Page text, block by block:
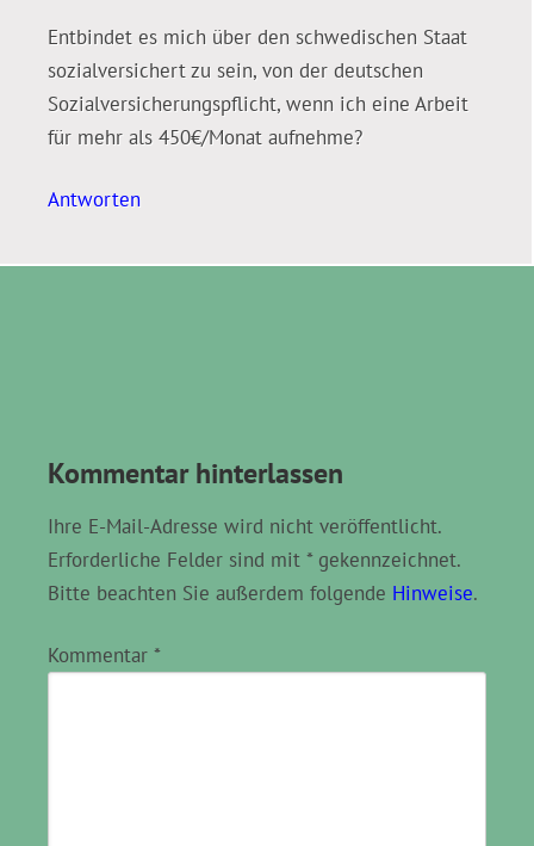
Entbindet es mich über den schwedischen Staat
sozialversichert zu sein, von der deutschen
Sozialversicherungspflicht, wenn ich eine Arbeit
für mehr als 450€/Monat aufnehme?
Antworten
Kommentar hinterlassen
Ihre E-Mail-Adresse wird nicht veröffentlicht.
Erforderliche Felder sind mit * gekennzeichnet.
Bitte beachten Sie außerdem folgende Hinweise.
Kommentar *